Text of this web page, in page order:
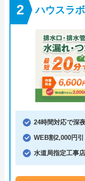
ハウスラ
24時間対応で深
WEB割2,000円
水道局指定工事